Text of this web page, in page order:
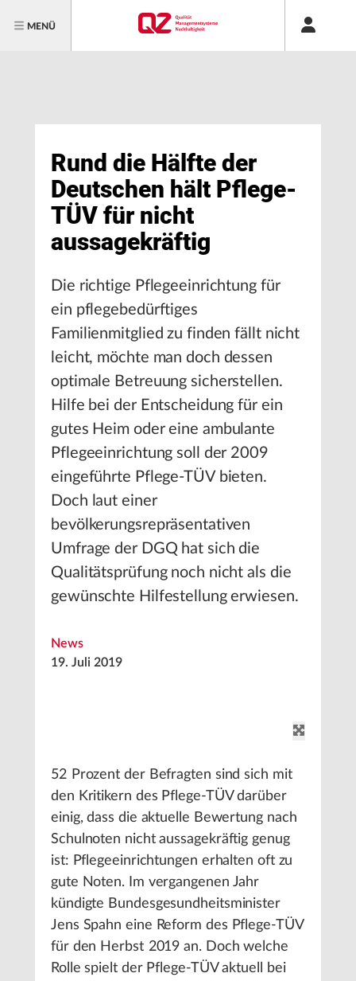
MENÜ
Rund die Hälfte der
Deutschen hält Pflege-
TÜV für nicht
aussagekräftig
Die richtige Pflegeeinrichtung für
ein pflegebedürftiges
Familienmitglied zu finden fällt nicht
leicht, möchte man doch dessen
optimale Betreuung sicherstellen.
Hilfe bei der Entscheidung für ein
gutes Heim oder eine ambulante
Pflegeeinrichtung soll der 2009
eingeführte Pflege-TÜV bieten.
Doch laut einer
bevölkerungsrepräsentativen
Umfrage der DGQ hat sich die
Qualitätsprüfung noch nicht als die
gewünschte Hilfestellung erwiesen.
News
19. Juli 2019
52 Prozent der Befragten sind sich mit
den Kritikern des Pflege-TÜV darüber
einig, dass die aktuelle Bewertung nach
Schulnoten nicht aussagekräftig genug
ist: Pflegeeinrichtungen erhalten oft zu
gute Noten. Im vergangenen Jahr
kündigte Bundesgesundheitsminister
Jens Spahn eine Reform des Pflege-TÜV
für den Herbst 2019 an. Doch welche
Rolle spielt der Pflege-TÜV aktuell bei